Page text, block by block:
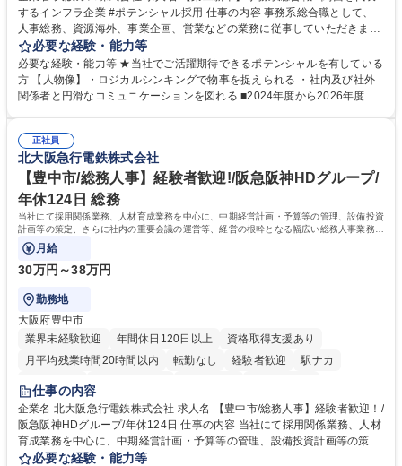
するインフラ企業 #ポテンシャル採用 仕事の内容 事務系総合職として、
人事総務、資源海外、事業企画、営業などの業務に従事していただきま
す。 【業務内容の一例】■所属事業部の勤労業務 ■海外に関係する各種業
務 ■営業部門の企画スタッフ、ルート営業 【キャリアパス】入社後の配属
ポジションで一定期間ご活躍頂いた後、本人の適性及び将来のキャリアを
鑑みてジョブローテーションを行います。 【育成】OJTでの現場育成や研
表するインフラ企業 #ポテンシャル採用
必要な経験・能力等
必要な経験・能力等 ★当社でご活躍期待できるポテンシャルを有している
方 【人物像】・ロジカルシンキングで物事を捉えられる ・社内及び社外
関係者と円滑なコミュニケーションを図れる ■2024年度から2026年度ま
72.html ■エネルギーセキュリティの不安定化や気候変動による自然災害の
甚大化など、これまで以上に社会課題解決の重要性が高まっています。
「未来の日常」の創造に向けて持続可能な社会の実現に貢献してまいりま
す。 学歴・資格 学歴：大学院 大学 語学力： 資格：
正社員
北大阪急行電鉄株式会社
【豊中市/総務人事】経験者歓迎!/阪急阪神HDグループ/
年休124日 総務
当社にて採用関係業務、人材育成業務を中心に、中期経営計画・予算等の管理、設備投資
計画等の策定、さらに社内の重要会議の運営等、経営の根幹となる幅広い総務人事業務全
般を担当していただきます。
月給
30万円～38万円
勤務地
大阪府豊中市
業界未経験歓迎
年間休日120日以上
資格取得支援あり
月平均残業時間20時間以内
転勤なし 経験者歓迎
駅ナカ
退職金あり
土日祝休み
服装自由 昼食補助あり 食事補助あり
仕事の内容
企業名 北大阪急行電鉄株式会社 求人名 【豊中市/総務人事】経験者歓迎！/
阪急阪神HDグループ/年休124日 仕事の内容 当社にて採用関係業務、人材
育成業務を中心に、中期経営計画・予算等の管理、設備投資計画等の策
定、さらに社内の重要会議の運営等、経営の根幹となる幅広い総務人事業
必要な経験・能力等